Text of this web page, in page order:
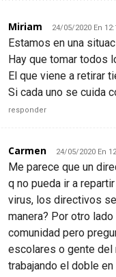
Miriam 24/05/2020 En
Estamos en una
Hay que tomar todos
El que viene a retirar
Si cada uno se cuida
responder
Carmen 24/05/2020 En
Me parece que un
q no pueda ir a
virus, los directivos
manera? Por otro
comunidad pero
escolares o gente del
trabajando el doble